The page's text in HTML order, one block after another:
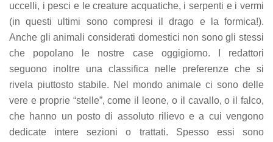
uccelli, i pesci e le creature acquatiche, i serpenti e i vermi
(in questi ultimi sono compresi il drago e la formica!).
Anche gli animali considerati domestici non sono gli stessi
che popolano le nostre case oggigiorno. I redattori
seguono inoltre una classifica nelle preferenze che si
rivela piuttosto stabile. Nel mondo animale ci sono delle
vere e proprie “stelle”, come il leone, o il cavallo, o il falco,
che hanno un posto di assoluto rilievo e a cui vengono
dedicate intere sezioni o trattati. Spesso essi sono